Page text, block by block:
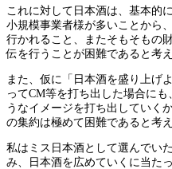
これに対して日本酒は、基本的
小規模事業者様が多いことから
行かれること、またそもそもの
伝を行うことが困難であると考
また、仮に「日本酒を盛り上げ
ってCM等を打ち出した場合に
うなイメージを打ち出していく
の集約は極めて困難であると考
私はミス日本酒として選んでい
み、日本酒を広めていくに当た